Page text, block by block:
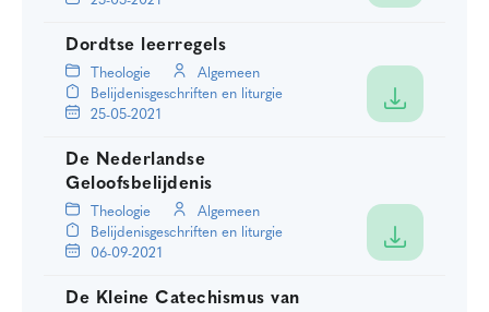
Dordtse leerregels
Theologie
Algemeen
Belijdenisgeschriften en liturgie
25-05-2021
De Nederlandse
Geloofsbelijdenis
Theologie
Algemeen
Belijdenisgeschriften en liturgie
06-09-2021
De Kleine Catechismus van